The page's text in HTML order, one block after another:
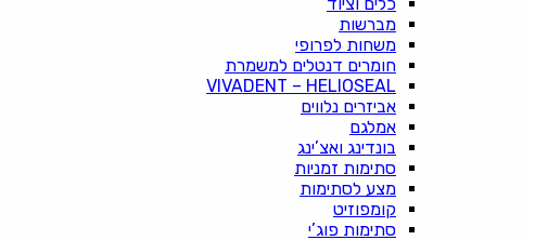
מברשות
משחות לפרופי
חומרים דנטלים למשמרת
VIVADENT – HELIOSEAL
אביזרים נלווים
אמלגם
בונדינג ואצ’ינג
סתימות זמניות
מצע לסתימות
קומפוזיט
סתימות פוג’י